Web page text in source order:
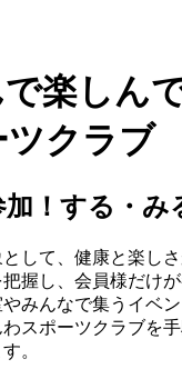
楽しんで
ツクラブ
！する・み
して、健康と楽し
握し、会員様だけ
みんなで集うイベ
わスポーツクラブを
。